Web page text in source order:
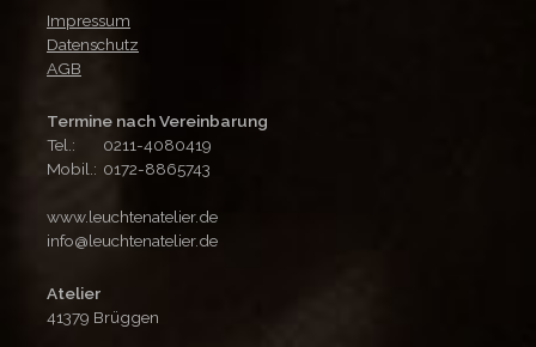
Impressum
Datenschutz
AGB
Termine nach Vereinbarung
Tel.:
0211-4080419
Mobil.: 0172-8865743
www.leuchtenatelier.de
info@leuchtenatelier.de
Atelier
41379 Brüggen